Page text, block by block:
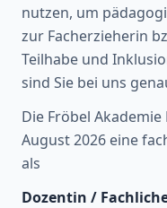
nutzen, um
zur Facherzieherin
Teilhabe und
sind Sie bei uns
Die Fröbel
August 2026 eine
als
Dozentin /